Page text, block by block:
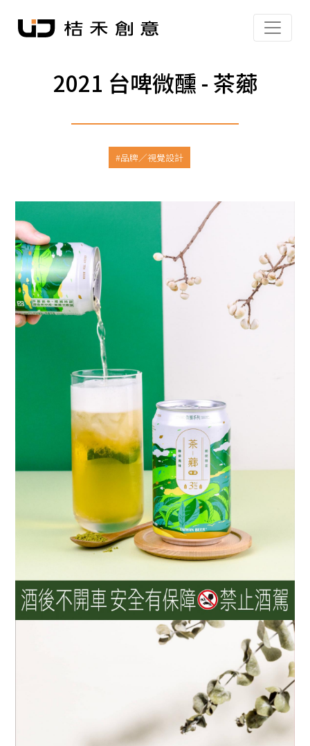
2021 台啤微醺 - 茶薌
品牌／視覺設計